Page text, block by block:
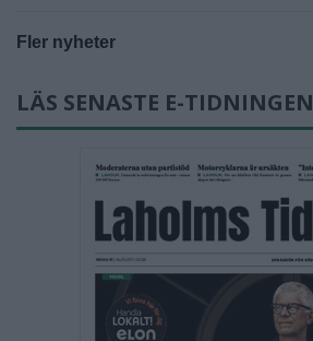
Fler nyheter
LÄS SENASTE E-TIDNINGEN